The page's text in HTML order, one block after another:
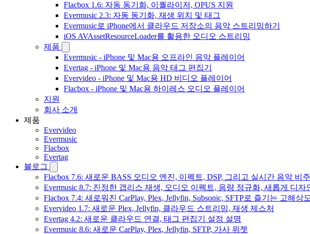
Flacbox 1.6: 자동 동기화, 이퀄라이저, OPUS 지원
Evermusic 2.3: 자동 동기화, 재생 위치 및 태그
Evermusic로 iPhone에서 클라우드 저장소의 음악 스트리밍하기
iOS AVAssetResourceLoader를 활용한 오디오 스트리밍
제품
Evermusic - iPhone 및 Mac용 오프라인 음악 플레이어
Evertag - iPhone 및 Mac용 음악 태그 편집기
Evervideo - iPhone 및 Mac용 HD 비디오 플레이어
Flacbox - iPhone 및 Mac용 하이레스 오디오 플레이어
지원
회사 소개
제품
Evervideo
Evermusic
Flacbox
Evertag
블로그
Flacbox 7.6: 새로운 BASS 오디오 엔진, 이펙트, DSP, 그리고 실시간 음악 비
Evermusic 8.7: 진정한 갭리스 재생, 오디오 이펙트, 음량 정규화, 새롭게 디자
Flacbox 7.4: 새로워진 CarPlay, Plex, Jellyfin, Subsonic, SFTP로 즐기는 고해상
Evervideo 1.7: 새로운 Plex, Jellyfin, 클라우드 스트리밍, 재생 제스처
Evertag 4.2: 새로운 클라우드 연결, 태그 편집기 설정 설명
Evermusic 8.6: 새로운 CarPlay, Plex, Jellyfin, SFTP, 가사 위젯